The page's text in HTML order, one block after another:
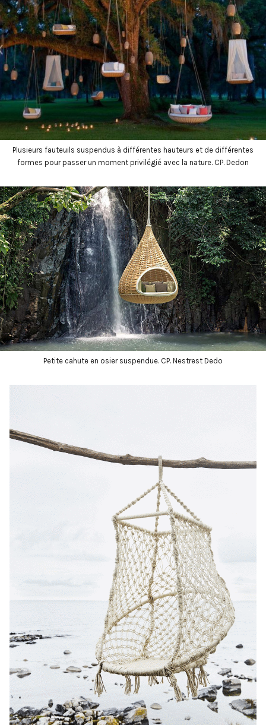
Plusieurs fauteuils suspendus à différentes hauteurs et de différentes
formes pour passer un moment privilégié avec la nature. CP. Dedon
Petite cahute en osier suspendue. CP. Nestrest Dedo